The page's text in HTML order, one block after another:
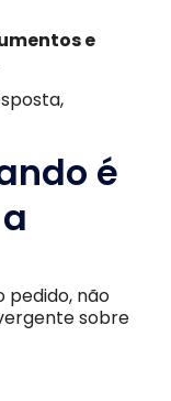
e
é
pedido, não
sobre